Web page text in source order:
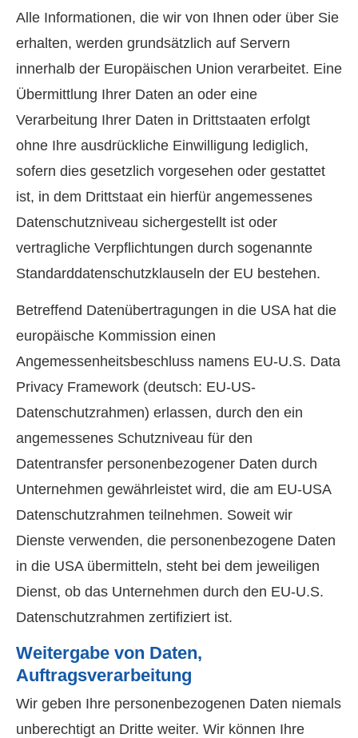
Alle Informationen, die wir von Ihnen oder über Sie
erhalten, werden grundsätzlich auf Servern
innerhalb der Europäischen Union verarbeitet. Eine
Übermittlung Ihrer Daten an oder eine
Verarbeitung Ihrer Daten in Drittstaaten erfolgt
ohne Ihre ausdrückliche Einwilligung lediglich,
sofern dies gesetzlich vorgesehen oder gestattet
ist, in dem Drittstaat ein hierfür angemessenes
Datenschutzniveau sichergestellt ist oder
vertragliche Verpflichtungen durch sogenannte
Standarddatenschutzklauseln der EU bestehen.
Betreffend Datenübertragungen in die USA hat die
europäische Kommission einen
Angemessenheitsbeschluss namens EU-U.S. Data
Privacy Framework (deutsch: EU-US-
Datenschutzrahmen) erlassen, durch den ein
angemessenes Schutzniveau für den
Datentransfer personenbezogener Daten durch
Unternehmen gewährleistet wird, die am EU-USA
Datenschutzrahmen teilnehmen. Soweit wir
Dienste verwenden, die personenbezogene Daten
in die USA übermitteln, steht bei dem jeweiligen
Dienst, ob das Unternehmen durch den EU-U.S.
Datenschutzrahmen zertifiziert ist.
Weitergabe von Daten,
Auftragsverarbeitung
Wir geben Ihre personenbezogenen Daten niemals
unberechtigt an Dritte weiter. Wir können Ihre